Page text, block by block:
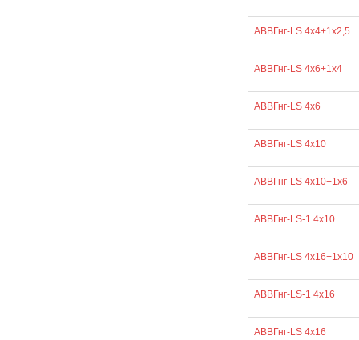
АВВГнг-LS 4х4+1х2,5
АВВГнг-LS 4х6+1х4
АВВГнг-LS 4х6
АВВГнг-LS 4х10
АВВГнг-LS 4х10+1х6
АВВГнг-LS-1 4х10
АВВГнг-LS 4х16+1х10
АВВГнг-LS-1 4х16
АВВГнг-LS 4х16